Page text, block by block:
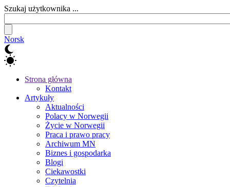
Szukaj użytkownika ...
Norsk
Strona główna
Kontakt
Artykuły
Aktualności
Polacy w Norwegii
Życie w Norwegii
Praca i prawo pracy
Archiwum MN
Biznes i gospodarka
Blogi
Ciekawostki
Czytelnia